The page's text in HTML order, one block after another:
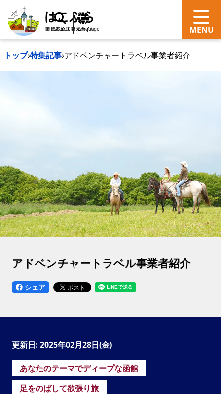
search Language
トップ›特集記事›アドベンチャートラベル事業者紹介
アドベンチャートラベル事業者紹介
シェア
更新日: 2025年02月28日(金)
あなたのテーマでディープな函館
足をのばして欲張り旅